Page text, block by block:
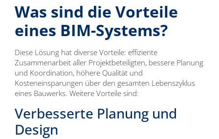
Was sind die Vorteile
eines BIM-Systems?
Diese Lösung hat diverse Vorteile: effiziente
Zusammenarbeit aller Projektbeteiligten, bessere Planung
und Koordination, höhere Qualität und
Kosteneinsparungen über den gesamten Lebenszyklus
eines Bauwerks. Weitere Vorteile sind:
Verbesserte Planung und
Design